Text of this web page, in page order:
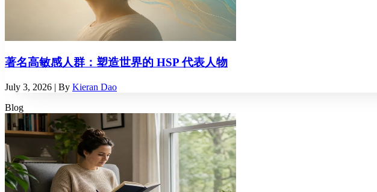
著名高敏感人群：塑造世界的 HSP 代表人物
July 3, 2026 | By Kieran Dao
Blog